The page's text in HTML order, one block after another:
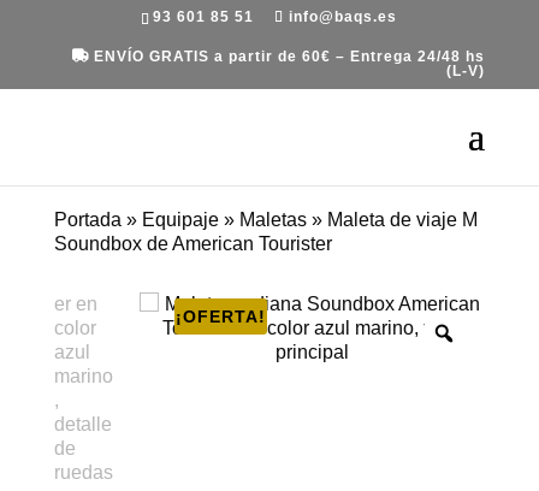
93 601 85 51 info@baqs.es
ENVÍO GRATIS a partir de 60€ – Entrega 24/48 hs
(L-V)
Portada » Equipaje» Maletas» Maleta de viaje M
Soundbox de American Tourister
¡OFERTA!